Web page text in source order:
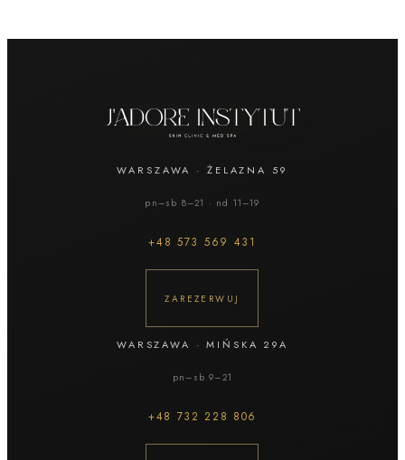
WARSZAWA · ŻELAZNA 59
pn–sb 8–21 · nd 11–19
+48573 569 431
ZAREZERWUJ
WARSZAWA ·MIŃSKA 29A
pn–sb 9–21
+48 732 228 806